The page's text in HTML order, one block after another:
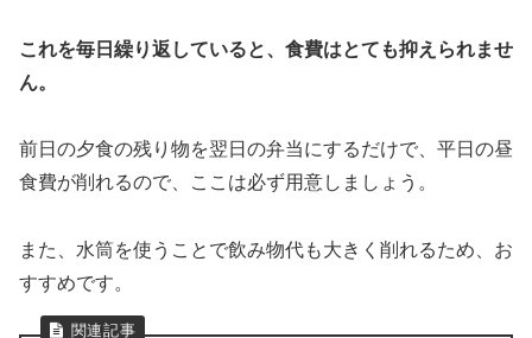
これを毎日繰り返していると、食費はとても抑えられませ
ん。
前日の夕食の残り物を翌日の弁当にするだけで、平日の昼
食費が削れるので、ここは必ず用意しましょう。
また、水筒を使うことで飲み物代も大きく削れるため、お
すすめです。